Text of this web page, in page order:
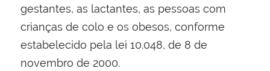
gestantes, as lactantes, as pessoas com
crianças de colo e os obesos, conforme
estabelecido pela lei 10.048, de 8 de
novembro de 2000​.